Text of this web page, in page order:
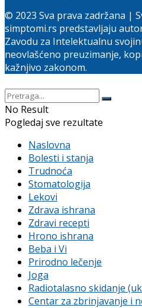
© 2023 Sva prava zadržana |
simptomi.rs predstavljaju
Zavodu za Intelektualnu
neovlašćeno preuzimanje,
kažnjivo zakonom.
No Result
Pogledaj sve rezultate
Naslovna
Bolesti i stanja
Trudnoća
Stomatologija
Lekovi
Zdrava ishrana
Zdravi recepti
Hrono ishrana
Beba i Vi
Prirodno lečenje
Joga
Radiotalasno skidanje
Centar za zbrinjavanje i